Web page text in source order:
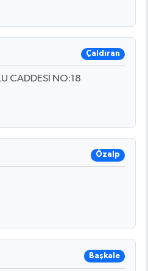
Çaldıran
CADDESİ NO:18
Özalp
Başkale